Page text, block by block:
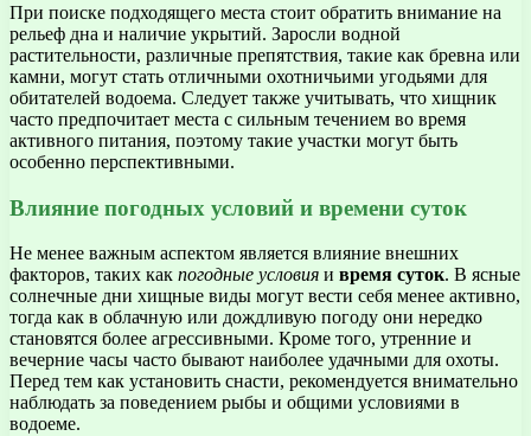
При поиске подходящего места стоит обратить внимание на
рельеф дна и наличие укрытий. Заросли водной
растительности, различные препятствия, такие как бревна или
камни, могут стать отличными охотничьими угодьями для
обитателей водоема. Следует также учитывать, что хищник
часто предпочитает места с сильным течением во время
активного питания, поэтому такие участки могут быть
особенно перспективными.
Влияние погодных условий и времени суток
Не менее важным аспектом является влияние внешних
факторов, таких как погодные условия и время суток. В ясные
солнечные дни хищные виды могут вести себя менее активно,
тогда как в облачную или дождливую погоду они нередко
становятся более агрессивными. Кроме того, утренние и
вечерние часы часто бывают наиболее удачными для охоты.
Перед тем как установить снасти, рекомендуется внимательно
наблюдать за поведением рыбы и общими условиями в
водоеме.